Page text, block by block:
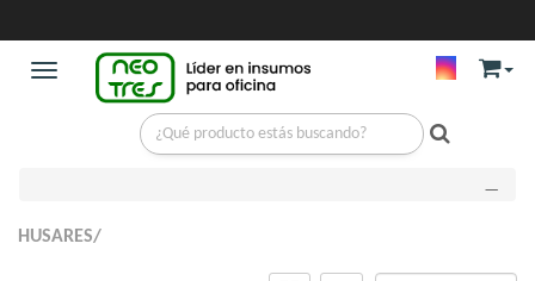
Toggle navigation
FILTROS APLICADOS
HUSARES/